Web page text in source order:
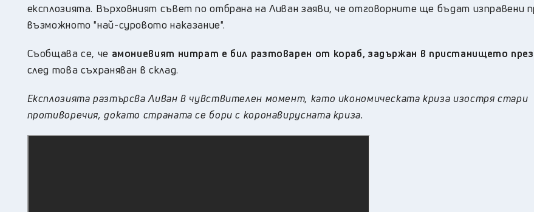
експлозията. Върховният съвет по отбрана на Ливан заяви, че отговорните ще бъдат изправени
възможното "най-суровото наказание".
Съобщава се, че амониевият нитрат е бил разтоварен от кораб, задържан в пристанището през
след това съхраняван в склад.
Експлозията разтърсва Ливан в чувствителен момент, като икономическата криза изостря стари
противоречия, докато страната се бори с коронавирусната криза.